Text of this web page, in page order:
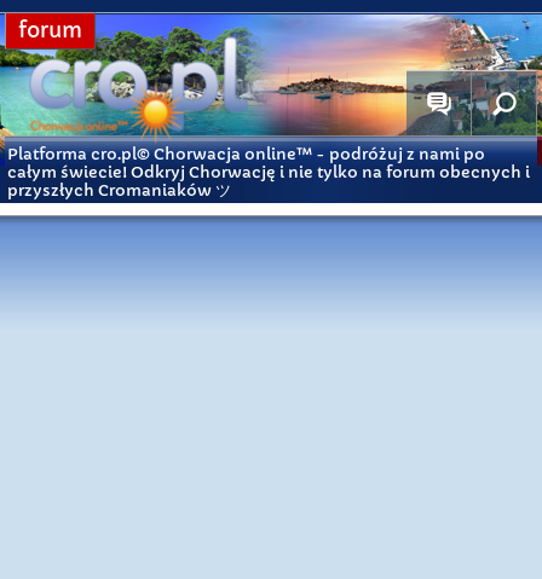
forum
Platforma cro.pl© Chorwacja online™ - podróżuj z nami po
całym świecie! Odkryj Chorwację i nie tylko na forum obecnych i
przyszłych Cromaniaków ツ